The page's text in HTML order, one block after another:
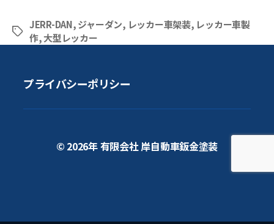
タ
グ
JERR-DAN,ジャーダン, レッカー車架装, レッカー車製
作,大型レッカー
プライバシーポリシー
© 2026年有限会社 岸自動車鈑金塗装